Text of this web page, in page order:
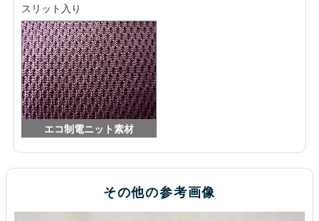
スリット入り
エコ制電ニット素材
その他の参考画像